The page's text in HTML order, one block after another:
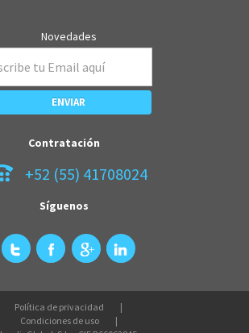
Novedades
Contratación
+52 (55) 41708024
Síguenos
Política de privacidad
Condiciones de uso